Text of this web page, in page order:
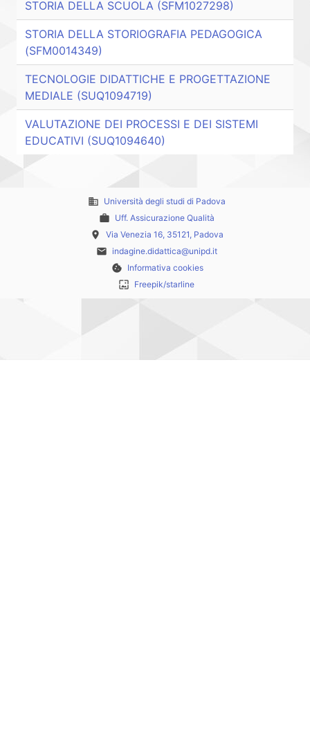
STORIA DELLA SCUOLA (SFM1027298)
STORIA DELLA STORIOGRAFIA PEDAGOGICA
(SFM0014349)
TECNOLOGIE DIDATTICHE E PROGETTAZIONE
MEDIALE (SUQ1094719)
VALUTAZIONE DEI PROCESSI E DEI SISTEMI
EDUCATIVI (SUQ1094640)
business Università degli studi di Padova
work Uff. Assicurazione Qualità
place Via Venezia 16, 35121, Padova
email indagine.didattica@unipd.it
cookie Informativa cookies
wallpaper Freepik/starline